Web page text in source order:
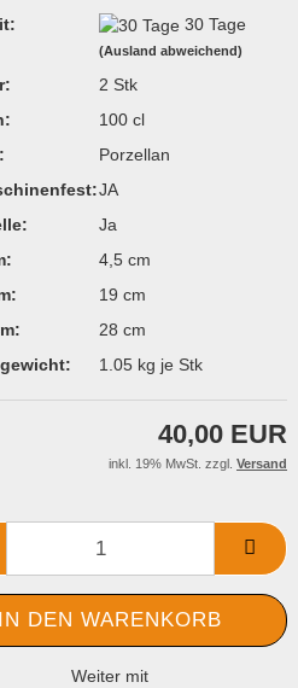
30 Tage
(Ausland abweichend)
2 Stk
100 cl
Porzellan
JA
Ja
4,5 cm
19 cm
28 cm
1.05kg je Stk
40,00 EUR
inkl. 19% MwSt. zzgl. Versand
Weiter mit